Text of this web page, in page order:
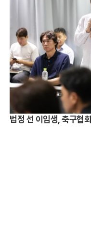
법정 선 이임생, 축구협